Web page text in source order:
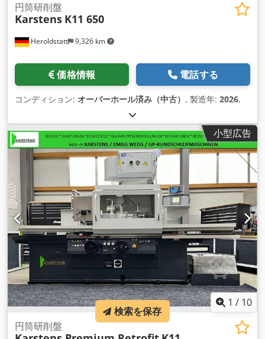
Heroldstatt 9,326 km
円筒研削盤
Karstens K11 650
価格情報 電話する
コンディション: オーバーホール済み（中古） , 製造年: 2026,
小型広告
1 / 10
円筒研削盤
検索を保存